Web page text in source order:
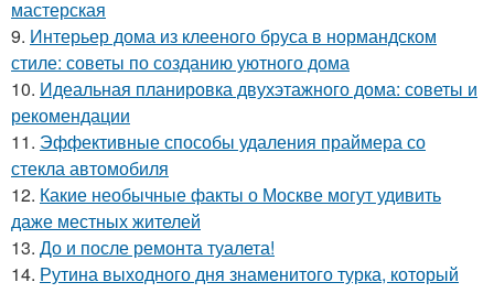
мастерская
9. Интерьер дома из клееного бруса в нормандском
стиле: советы по созданию уютного дома
10. Идеальная планировка двухэтажного дома: советы и
рекомендации
11. Эффективные способы удаления праймера со
стекла автомобиля
12. Какие необычные факты о Москве могут удивить
даже местных жителей
13. До и после ремонта туалета!
14. Рутина выходного дня знаменитого турка, который